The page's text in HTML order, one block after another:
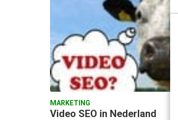
MARKETING
Video SEO in Nederland